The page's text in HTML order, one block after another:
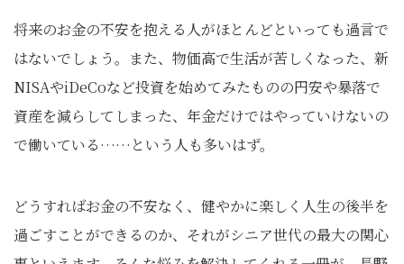
将来のお金の不安を抱える人がほとんどといっても過言で
はないでしょう。また、物価高で生活が苦しくなった、新
NISAやiDeCoなど投資を始めてみたものの円安や暴落で
資産を減らしてしまった、年金だけではやっていけないの
で働いている……という人も多いはず。
どうすればお金の不安なく、健やかに楽しく人生の後半を
過ごすことができるのか、それがシニア世代の最大の関心